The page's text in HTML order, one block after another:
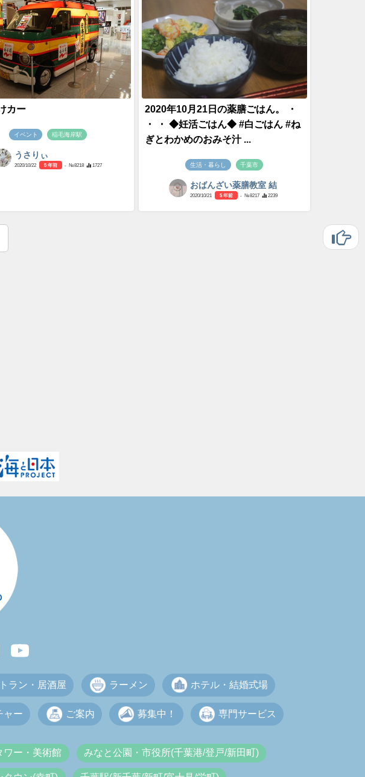
カー
イベント 稲毛海岸駅
うさりぃ
2020/10/22 5 年前 - №8218 1727
2020年10月21日の薬膳ごはん。 ・
・ ・ ◆妊活ごはん◆ #白ごはん #ね
ぎとわかめのおみそ汁 ...
生活・暮らし 千葉市
おばんざい薬膳教室 結
2020/10/21 5 年前 - №8217 2239
ラン・居酒屋 ラーメン ホテル・結婚式場
ャー ご案内 募集中！ 専門サービス
ワー・美術館 みなと公園・市役所(千葉港/登戸/新田町)